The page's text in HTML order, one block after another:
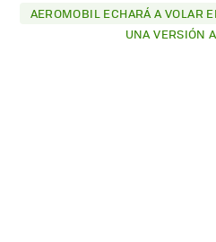
AEROMOBIL ECHARÁ A VOLAR
UNA VERSIÓN